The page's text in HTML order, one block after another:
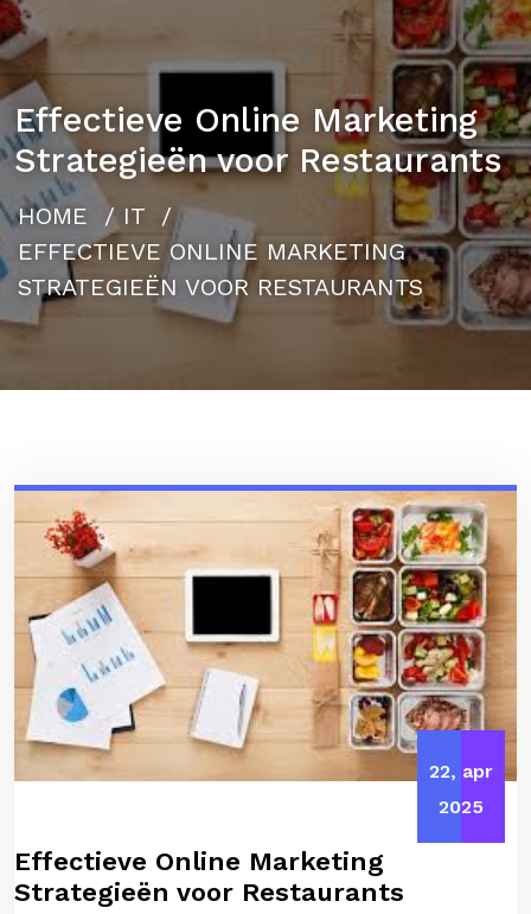
Effectieve Online Marketing
Strategieën voor Restaurants
HOME / IT /
EFFECTIEVE ONLINE MARKETING
STRATEGIEËN VOOR RESTAURANTS
22, apr
2025
Effectieve Online Marketing
Strategieën voor Restaurants